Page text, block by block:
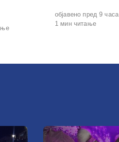
Објавено
на
објавено пред 9 часа
1 мин читање